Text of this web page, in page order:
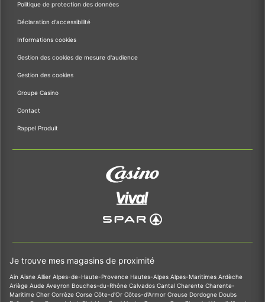
Politique de protection des données
Déclaration d'accessibilité
Informations cookies
Gestion des cookies de mesure d'audience
Gestion des cookies
Groupe Casino
Contact
Rappel Produit
Je trouve mes magasins de proximité
Ain Aisne Allier Alpes-de-Haute-Provence Hautes-Alpes Alpes-Maritimes Ardèche
Ariège Aude Aveyron Bouches-du-Rhône Calvados Cantal Charente Charente-
Maritime Cher Corrèze Corse Côte-d'Or Côtes-d'Armor Creuse Dordogne Doubs